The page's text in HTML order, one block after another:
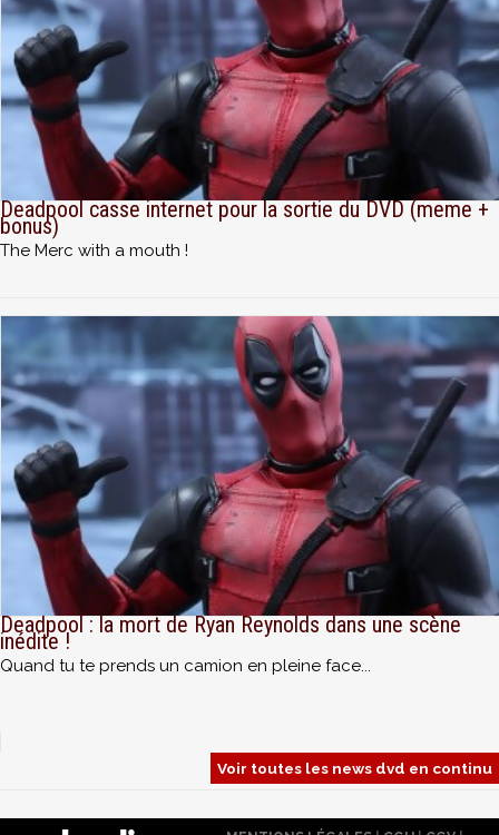
Deadpool casse internet pour la sortie du DVD (meme +
bonus)
The Merc with a mouth !
Deadpool : la mort de Ryan Reynolds dans une scène
inédite !
Quand tu te prends un camion en pleine face...
Voir toutes les news dvd en continu